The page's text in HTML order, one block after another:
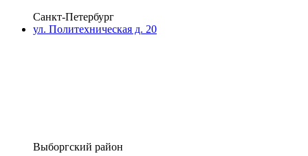
Санкт-Петербург
ул. Политехническая д. 20
Выборгский район